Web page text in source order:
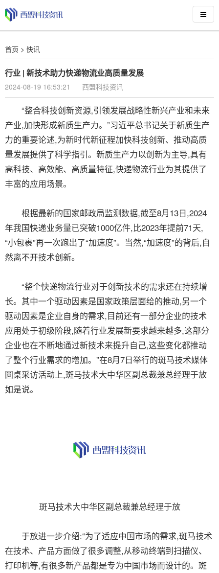
首页 > 快讯
行业 | 新技术助力快递物流业高质量发展
2024-08-19 16:53:21 西盟科技资讯
“整合科技创新资源,引领发展战略性新兴产业和未来
产业,加快形成新质生产力。”习近平总书记关于新质生产
力的重要论述,为新时代新征程加快科技创新、推动高质
量发展提供了科学指引。新质生产力以创新为主导,具有
高科技、高效能、高质量特征,快递物流行业为其提供了
丰富的应用场景。
根据最新的国家邮政局监测数据,截至8月13日,2024
年我国快递业务量已突破1000亿件,比2023年提前71天,
“小包裹”再一次跑出了“加速度”。当然,“加速度”的背后,自
然离不开技术创新。
“整个快递物流行业对于创新技术的需求还在持续增
长。其中一个驱动因素是国家政策层面给的推动,另一个
驱动因素是企业自身的需求,目前还有一部分企业的技术
应用处于初级阶段,随着行业发展新要求越来越多,这部分
企业也在不断地通过新技术来提升自己,这些变化都推动
了整个行业需求的增加。”在8月7日举行的斑马技术媒体
圆桌采访活动上,斑马技术大中华区副总裁兼总经理于放
如是说。
斑马技术大中华区副总裁兼总经理于放
于放进一步介绍:“为了适应中国市场的需求,斑马技术
在技术、产品方面做了很多调整,从移动终端到扫描仪、
打印机等,有很多新产品都是专为中国市场而设计的。斑